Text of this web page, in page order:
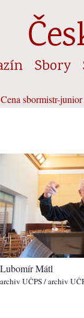
Sbory
Cena sbormistr-junior
Lubomír Mátl
archiv UČPS/ archiv